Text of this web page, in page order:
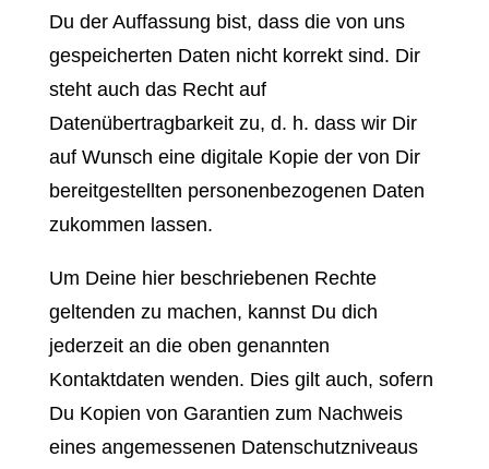
Du der Auffassung bist, dass die von uns
gespeicherten Daten nicht korrekt sind. Dir
steht auch das Recht auf
Datenübertragbarkeit zu, d. h. dass wir Dir
auf Wunsch eine digitale Kopie der von Dir
bereitgestellten personenbezogenen Daten
zukommen lassen.
Um Deine hier beschriebenen Rechte
geltenden zu machen, kannst Du dich
jederzeit an die oben genannten
Kontaktdaten wenden. Dies gilt auch, sofern
Du Kopien von Garantien zum Nachweis
eines angemessenen Datenschutzniveaus